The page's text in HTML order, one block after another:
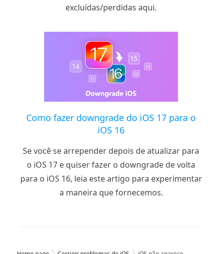
excluídas/perdidas aqui.
Como fazer downgrade do iOS 17 para o
iOS 16
Se você se arrepender depois de atualizar para
o iOS 17 e quiser fazer o downgrade de volta
para o iOS 16, leia este artigo para experimentar
a maneira que fornecemos.